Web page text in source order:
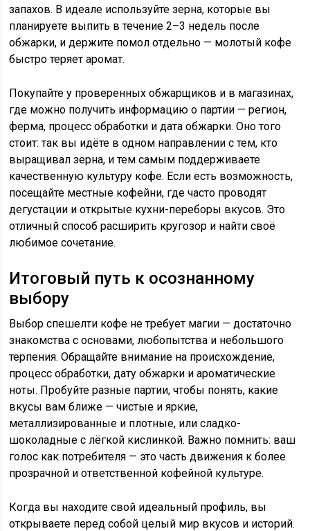
запахов. В идеале используйте зерна, которые вы
планируете выпить в течение 2–3 недель после
обжарки, и держите помол отдельно — молотый кофе
быстро теряет аромат.
Покупайте у проверенных обжарщиков и в магазинах,
где можно получить информацию о партии — регион,
ферма, процесс обработки и дата обжарки. Оно того
стоит: так вы идёте в одном направлении с тем, кто
выращивал зерна, и тем самым поддерживаете
качественную культуру кофе. Если есть возможность,
посещайте местные кофейни, где часто проводят
дегустации и открытые кухни-переборы вкусов. Это
отличный способ расширить кругозор и найти своё
любимое сочетание.
Итоговый путь к осознанному
выбору
Выбор спешелти кофе не требует магии — достаточно
знакомства с основами, любопытства и небольшого
терпения. Обращайте внимание на происхождение,
процесс обработки, дату обжарки и ароматические
ноты. Пробуйте разные партии, чтобы понять, какие
вкусы вам ближе — чистые и яркие,
металлизированные и плотные, или сладко-
шоколадные с лёгкой кислинкой. Важно помнить: ваш
голос как потребителя — это часть движения к более
прозрачной и ответственной кофейной культуре.
Когда вы находите свой идеальный профиль, вы
открываете перед собой целый мир вкусов и историй.